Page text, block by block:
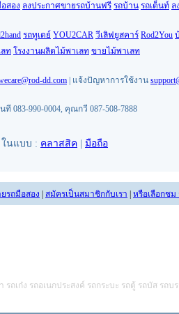
สอง ลงประกาศขายรถบ้านฟรี รถบ้าน รถเต็นท์ ล
รถทูเดย์ YOU2CAR วีเลิฟยูสคาร์ Rod2You
ลท โรงงานผลิตไม้พาเลท ขายไม้พาเลท
dd.com | แจ้งปัญหาการใช้งาน
083-990-0004, คุณกวี 087-508-7888
นแบบ : คลาสสิค มือถือ
รถมือสอง สมัครเป็นสมาชิกกับเรา หรือเลือกชม
ถเก๋ง รถอเนกประสงค์ รถกระบะ รถตู้ รถบัส รถบ